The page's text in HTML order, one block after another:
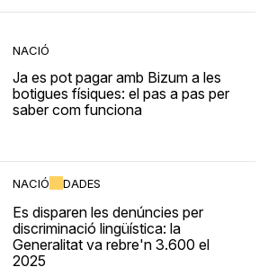
NACIÓ
Ja es pot pagar amb Bizum a les
botigues físiques: el pas a pas per
saber com funciona
NACIÓ DADES
Es disparen les denúncies per
discriminació lingüística: la
Generalitat va rebre'n 3.600 el
2025